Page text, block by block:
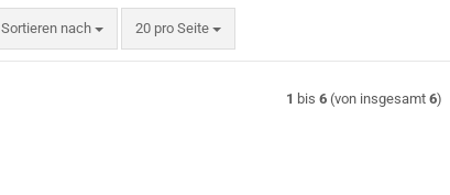
Sortieren nach
Sortieren nach 20 pro Seite
pro Seite
1 bis6 (von insgesamt6)